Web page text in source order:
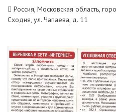
Россия, Московская область,
Сходня, ул. Чапаева, д. 11